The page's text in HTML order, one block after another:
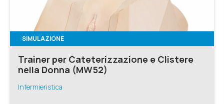
SIMULAZIONE
Trainer per Cateterizzazione e Clistere
nella Donna (MW52)
Infermieristica